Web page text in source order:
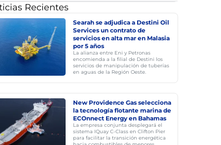
Recientes
Searah se adjudica a Destini Oil
Services un contrato de
servicios en alta mar en Malasia
por 5 años
La alianza entre Eni y Petronas
encomienda a la filial de Destini los
servicios de manipulación de tuberías
en aguas de la Región Oeste.
New Providence Gas selecciona
la tecnología flotante marina de
ECOnnect Energy en Bahamas
La empresa conjunta desplegará el
sistema IQuay C-Class en Clifton Pier
para facilitar la transición energética